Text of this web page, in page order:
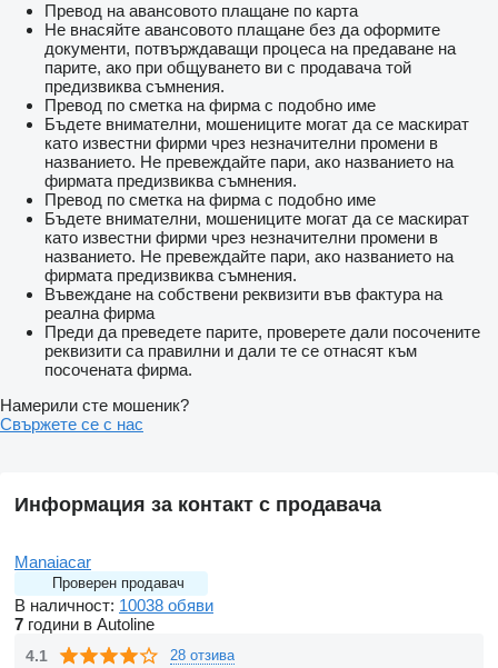
Превод на авансовото плащане по карта
Не внасяйте авансовото плащане без да оформите
документи, потвърждаващи процеса на предаване на
парите, ако при общуването ви с продавача той
предизвиква съмнения.
Превод по сметка на фирма с подобно име
Бъдете внимателни, мошениците могат да се маскират
като известни фирми чрез незначителни промени в
названието. Не превеждайте пари, ако названието на
фирмата предизвиква съмнения.
Превод по сметка на фирма с подобно име
Бъдете внимателни, мошениците могат да се маскират
като известни фирми чрез незначителни промени в
названието. Не превеждайте пари, ако названието на
фирмата предизвиква съмнения.
Въвеждане на собствени реквизити във фактура на
реална фирма
Преди да преведете парите, проверете дали посочените
реквизити са правилни и дали те се отнасят към
посочената фирма.
Намерили сте мошеник?
Свържете се с нас
Информация за контакт с продавача
Manaiacar
Проверен продавач
В наличност: 10038 обяви
7 години в Autoline
4.1 28 отзива